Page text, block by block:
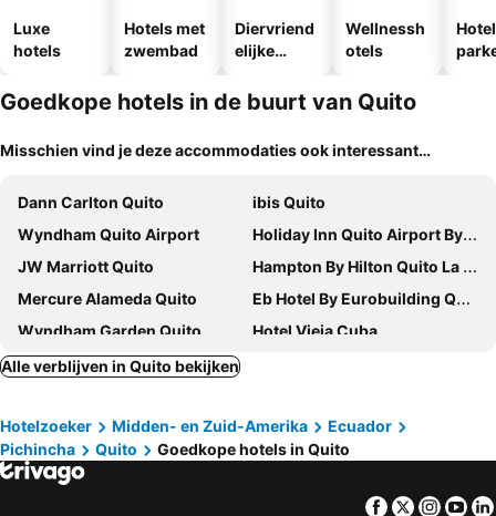
Luxe
hotels
Hotels met
zwembad
Diervriend
elijke
Wellnessh
otels
Goedkope hotels in de buurt van Quito
Misschien vind je deze accommodaties ook interessant…
Dann Carlton Quito
ibis Quito
Wyndham Quito Airport
Holiday Inn Quito Airport By Ihg
JW Marriott Quito
Hampton By Hilton Quito La Carolina Park
Mercure Alameda Quito
Eb Hotel By Eurobuilding Quito Airport
Wyndham Garden Quito
Hotel Vieja Cuba
Hotel Inti Quito
Le Parc
Hotel Bellavista Quito
Boutique Hotel Antinea
BA Quito Hotel - Best Western Signature Collection
Hotel Stubel Suites & Cafe
Alle verblijven in Quito bekijken
Hotelzoeker Midden- en Zuid-Amerika
Ecuador
Pichincha
Quito Goedkope hotels in Quito
Facebook
Twitter